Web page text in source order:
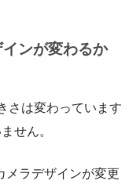
ンが変わるか
さは変わっています
せん。
メラデザインが変更